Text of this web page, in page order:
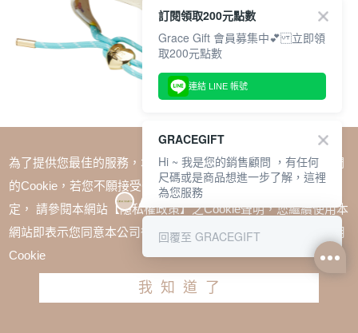
Care Bears-許願小熊電繡拉繩調節棒球帽 米白
為了提供您最佳的服務，本網站會在您的電腦中放置並取用我們
的Cookie，若您不願接受Cookie時應如何變更電腦的Cookie設
定， 請參閱本網站【隱私權政策】之Cookie聲明，您繼續使用本
網站即表示您同意本公司得按本網站使用條款之Cookie聲明使用
Cookie
我知道了
訂閱領取200元點數
Grace Gift 會員募集中💕 立即領
取200元點數
連結 LINE 帳號
GRACEGIFT
Hi ~ 我是您的銷售顧問 ，有任何
尺碼或是商品想進一步了解，這裡
為您服務
回覆至 GRACEGIFT